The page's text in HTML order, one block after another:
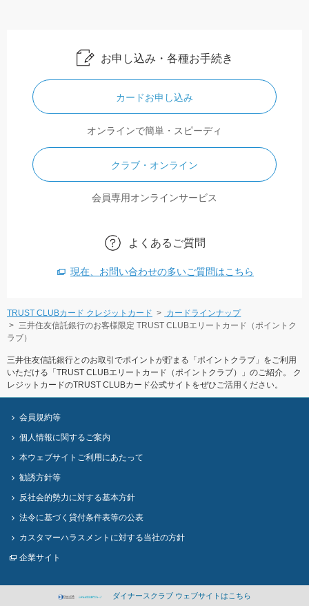
お申し込み・各種お手続き
カードお申し込み
オンラインで簡単・スピーディ
クラブ・オンライン
会員専用オンラインサービス
よくあるご質問
現在、お問い合わせの多いご質問はこちら
TRUST CLUBカード クレジットカード
カードラインナップ
三井住友信託銀行のお客様限定 TRUST CLUBエリートカード（ポイントク
ラブ）
三井住友信託銀行とのお取引でポイントが貯まる「ポイントクラブ」をご利用
いただける「TRUST CLUBエリートカード（ポイントクラブ）」のご紹介。 ク
レジットカードのTRUST CLUBカード公式サイトをぜひご活用ください。
会員規約等
個人情報に関するご案内
本ウェブサイトご利用にあたって
勧誘方針等
反社会的勢力に対する基本方針
法令に基づく貸付条件表等の公表
カスタマーハラスメントに対する当社の方針
企業サイト
ダイナースクラブ ウェブサイトはこちら